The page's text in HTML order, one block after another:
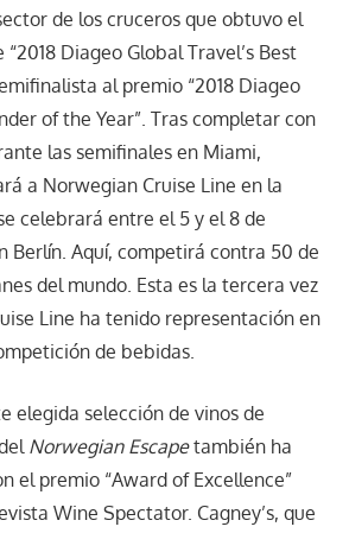
de los cruceros que obtuvo el
Diageo Global Travel’s Best
al premio “2018 Diageo
of the Year”. Tras completar con
las semifinales en Miami,
a Norwegian Cruise Line en la
celebrará entre el 5 y el 8 de
Berlín. Aquí, competirá contra 50 de
del mundo. Esta es la tercera vez
Line ha tenido representación en
de bebidas.
elegida selección de vinos de
Norwegian Escapetambién ha
el premio “Award of Excellence”
Wine Spectator. Cagney’s, que